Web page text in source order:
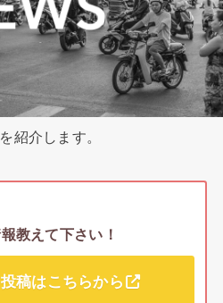
紹介します。
教えて下さい！
稿はこちらから